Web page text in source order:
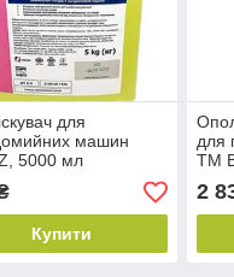
для
машин
5000 мл
Купити
для
ТМ
2